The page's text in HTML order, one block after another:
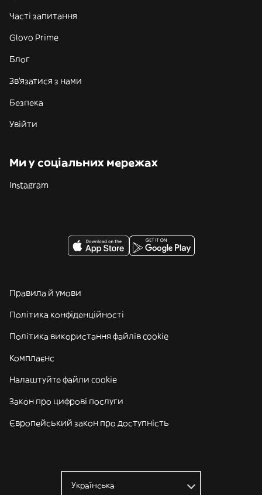
Часті запитання
Glovo Prime
Блог
Зв'язатися з нами
Безпека
Увійти
Ми у соціальних мережах
Instagram
Правила й умови
Політика конфіденційності
Політика використання файлів cookie
Комплаєнс
Налаштуйте файли cookie
Закон про цифрові послуги
Європейський закон про доступність